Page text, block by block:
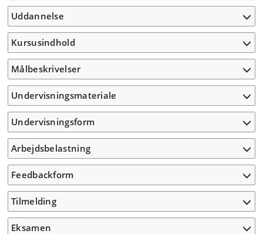
Uddannelse
Kursusindhold
Målbeskrivelser
Undervisningsmateriale
Undervisningsform
Arbejdsbelastning
Feedbackform
Tilmelding
Eksamen